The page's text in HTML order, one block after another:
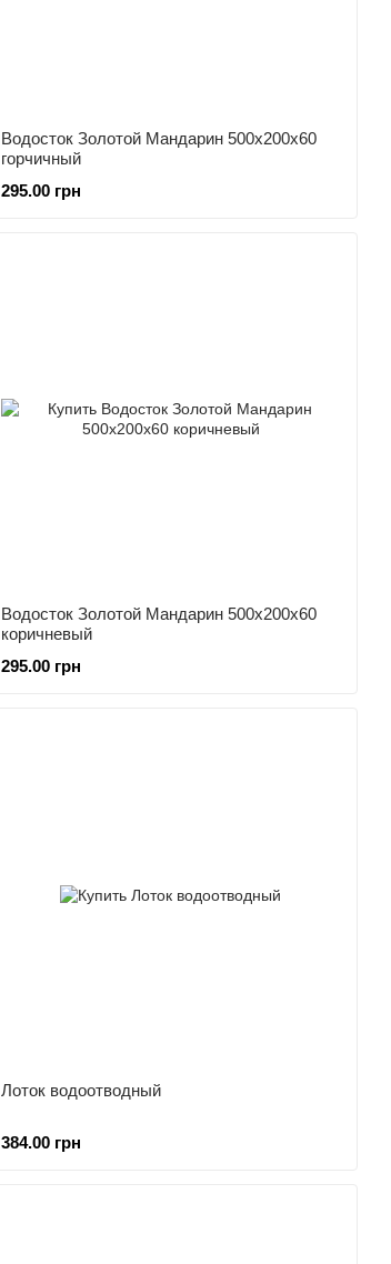
Водосток Золотой Мандарин 500х200х60
горчичный
295.00 грн
Водосток Золотой Мандарин 500х200х60
коричневый
295.00 грн
Лоток водоотводный
384.00 грн